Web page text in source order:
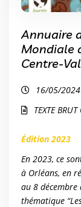
Annuaire
Mondiale
Centre-
16/05/2024
TEXTE
Édition 2023
En 2023, ce
à Orléans, en
au 8
thématique